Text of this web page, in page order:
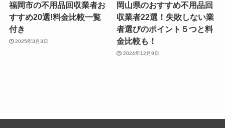
福岡市の不用品回収業者お
すすめ20選!料金比較一覧
付き
2025年3月3日
岡山県のおすすめ不用品回
収業者22選！失敗しない業
者選びのポイント５つと料
金比較も！
2024年12月9日